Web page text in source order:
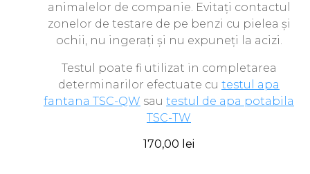
animalelor de companie. Evitați contactul
zonelor de testare de pe benzi cu pielea și
ochii, nu ingerați și nu expuneți la acizi.
Testul poate fi utilizat in completarea
determinarilor efectuate cu testul apa
fantana TSC-QW sau testul de apa potabila
TSC-TW
170,00 lei